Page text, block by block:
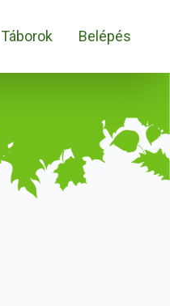
Táborok Belépés